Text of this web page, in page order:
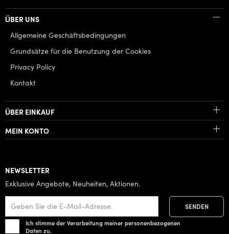
ÜBER UNS
Allgemeine Geschäftsbedingungen
Grundsätze für die Benutzung der Cookies
Privacy Policy
Kontakt
ÜBER EINKAUF
MEIN KONTO
NEWSLETTER
Exklusive Angebote, Neuheiten, Aktionen.
Ich stimme der Verarbeitung meiner personenbezogenen
Daten zu.